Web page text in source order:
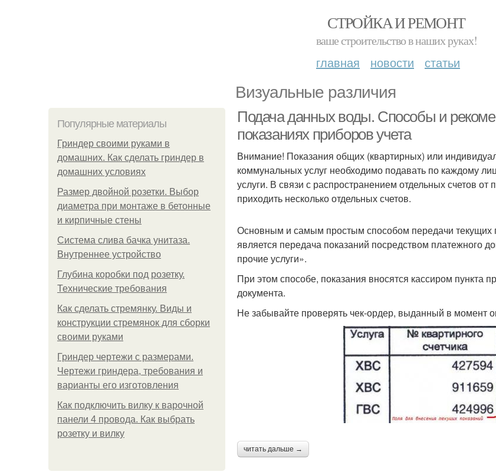
СТРОЙКА И РЕМОНТ
ваше строительство в наших руках!
главная новости статьи
Визуальные различия
Популярные материалы
Гриндер своими руками в
домашних. Как сделать гриндер в
домашних условиях
Размер двойной розетки. Выбор
диаметра при монтаже в бетонные
и кирпичные стены
Система слива бачка унитаза.
Внутреннее устройство
Глубина коробки под розетку.
Технические требования
Как сделать стремянку. Виды и
конструкции стремянок для сборки
своими руками
Гриндер чертежи с размерами.
Чертежи гриндера, требования и
варианты его изготовления
Как подключить вилку к варочной
панели 4 провода. Как выбрать
розетку и вилку
Подача данных воды. Способы и
показаниях приборов учета
Внимание! Показания общих (квартирных) или
коммунальных услуг необходимо подавать по каждому
услуги. В связи с распространением отдельных счетов
приходить несколько отдельных счетов.
Основным и самым простым способом передачи текущих
является передача показаний посредством платежного
прочие услуги».
При этом способе, показания вносятся кассиром пункта
документа.
Не забывайте проверять чек-ордер, выданный в момент
читать дальше →